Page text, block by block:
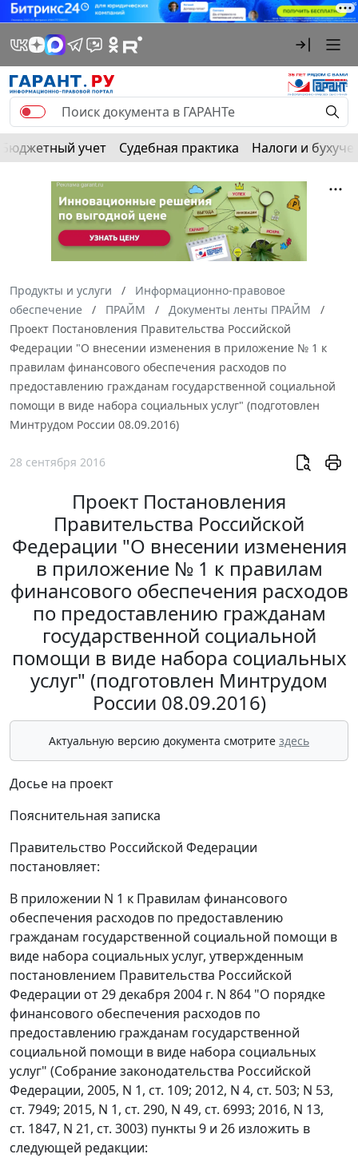
Бюджетный учет Судебная практика Налоги и
Продукты и услуги
Информационно-правовое
обеспечение
ПРАЙМ
Документы ленты ПРАЙМ
Проект Постановления Правительства Российской
Федерации "О внесении изменения в приложение № 1 к
правилам финансового обеспечения расходов по
предоставлению гражданам государственной социальной
помощи в виде набора социальных услуг" (подготовлен
Минтрудом России 08.09.2016)
28 сентября 2016
Проект Постановления
Правительства Российской
Федерации "О внесении изменения
в приложение № 1 к правилам
финансового обеспечения расходов
по предоставлению гражданам
государственной социальной
помощи в виде набора социальных
услуг" (подготовлен Минтрудом
России 08.09.2016)
Актуальную версию документа смотрите здесь
Досье на проект
Пояснительная записка
Правительство Российской Федерации
постановляет:
В приложении N 1 к Правилам финансового
обеспечения расходов по предоставлению
гражданам государственной социальной помощи в
виде набора социальных услуг, утвержденным
постановлением Правительства Российской
Федерации от 29 декабря 2004 г. N 864 "О порядке
финансового обеспечения расходов по
предоставлению гражданам государственной
социальной помощи в виде набора социальных
услуг" (Собрание законодательства Российской
Федерации, 2005, N 1, ст. 109; 2012, N 4, ст. 503; N 53,
ст. 7949; 2015, N 1, ст. 290, N 49, ст. 6993; 2016, N 13,
ст. 1847, N 21, ст. 3003) пункты 9 и 26 изложить в
следующей редакции: